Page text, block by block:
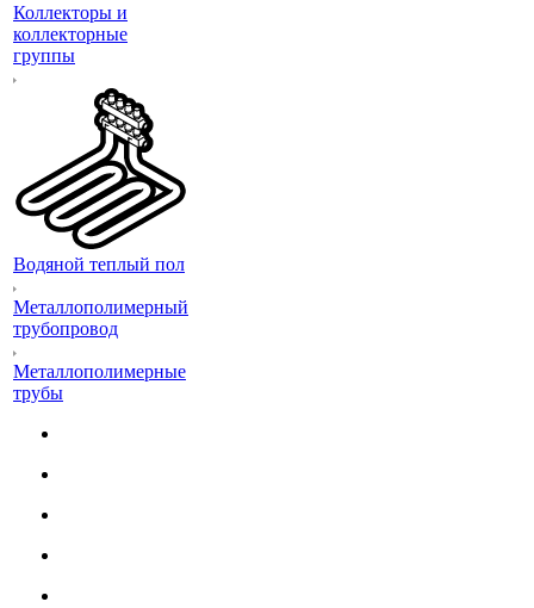
Коллекторы и
коллекторные
группы
Водяной теплый пол
Металлополимерный
трубопровод
Металлополимерные
трубы